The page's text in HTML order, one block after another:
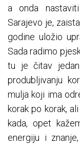
a onda
Sarajevo je,
godine uložio
Sada radimo
tu je čitav
produbljivanju
mulja koji ima
korak po korak,
kada, opet
energiju i